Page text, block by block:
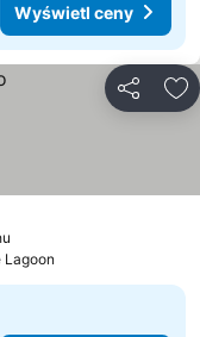
Wyświetl ceny
Lagoon